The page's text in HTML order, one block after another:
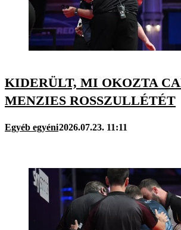
KIDERÜLT, MI OKOZTA
MENZIES ROSSZULLÉTÉT
Egyéb egyéni2026.07.23. 11:11